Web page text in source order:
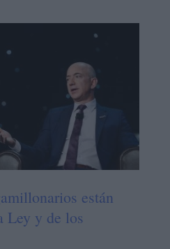
están
Ley y de los